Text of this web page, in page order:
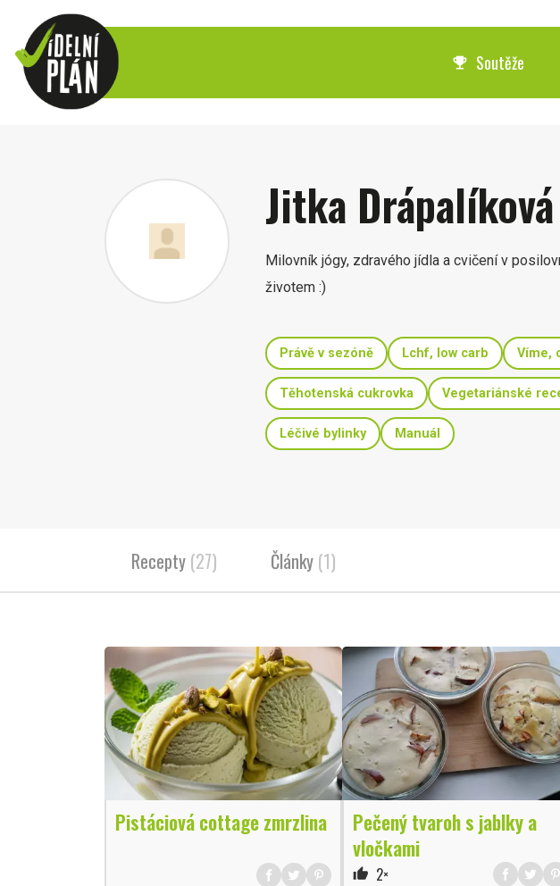
emoji_events Soutěže
Jitka Drápalíková
Milovník jógy, zdravého jídla a cvičení v
životem :)
Právě v sezóně Lchf, low carb Víme,
Těhotenská cukrovka Vegetariánské
Léčivé bylinky Manuál
Recepty (27) Články (1)
Pistáciová cottage zmrzlina
Pečený tvaroh s jablky a
vločkami
thumb_up 2×